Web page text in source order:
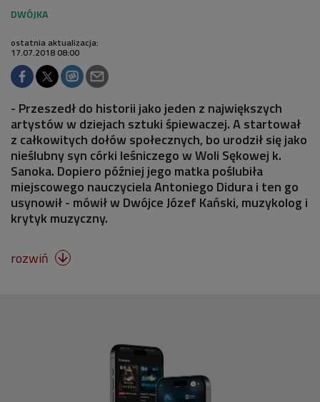
ostatnia aktualizacja:
17.07.2018 08:00
- Przeszedł do historii jako jeden z największych
artystów w dziejach sztuki śpiewaczej. A startował
z całkowitych dołów społecznych, bo urodził się jako
nieślubny syn córki leśniczego w Woli Sękowej k.
Sanoka. Dopiero później jego matka poślubiła
miejscowego nauczyciela Antoniego Didura i ten go
usynowił - mówił w Dwójce Józef Kański, muzykolog i
krytyk muzyczny.
rozwiń 